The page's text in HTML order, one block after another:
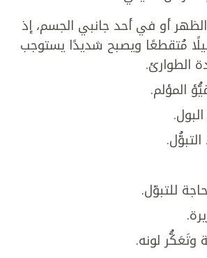
أو في أحد جانبي الجسم، إذ
مُتقطعًا ويصبح شديدًا يستوجب
الطوارئ.
المؤلم.
للتبوّل.
وتَعَكُّر لونه.